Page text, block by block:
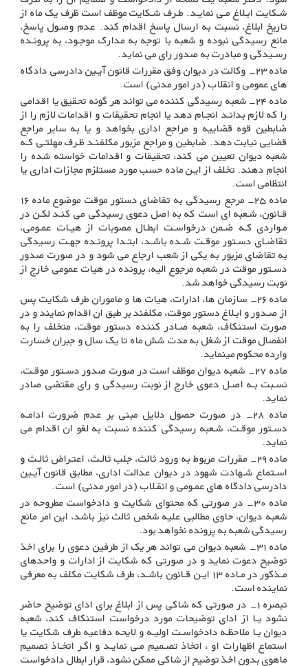
شـکایت ابـلاغ مـی نمایـد. طـرف شـکایت موظف است ظرف یک ماه از
تاریخ ابلاغ، نسبت به ارسال پاسخ اقدام کند. عدم وصـول پاسخ،
مانع رسیدگی نبوده و شعبه با توجه به مدارک موجـود، به پرونـده
رسـیدگی و مبادرت به صدور رای می نماید.
ماده ۲۳- وکالت در دیوان وفق مقررات قانون آیـین دادرسی دادگاه
های عمومی و انقلاب (در امور مدنی) است.
ماده ۲۴- شعبه رسیدگی کننده می تواند هر گونه تحقیق یا اقدامی
را که لازم بدانـد انجـام دهد یا انجام تحقیقات و اقدامات لازم را از
ضابطین قوه قضاییه و مراجع اداری بخواهد و یا به سایر مراجع
قضایی نیابت دهد. ضابطین و مراجع مزبور مکلفنـد ظـرف مهلتـی کـه
شعبه دیوان تعیین می کند، تحقیقات و اقدامات خواسته شده را
انجام دهند. تخلف از ایـن ماده حسب مورد مستلزم مجازات اداری یا
انتظامی است.
ماده ۲۵- مرجع رسیدگی به تقاضای دستور موقت موضوع ماده ۱۶
قـانون، شـعبه ای است که به اصل دعوی رسیدگی می کنـد لکـن در
مـواردی کـه ضـمن درخواسـت ابطـال مصوبات از هیـات عمـومی،
تقاضـای دسـتور موقـت شـده باشـد، ابتـدا پرونـده جهـت رسیدگی
به تقاضای مزبور به یکی از شعب ارجاع می شود و در صورت صدور
دسـتور موقت در شعبه مرجوع الیه، پرونده در هیات عمومی خارج از
نوبت رسیدگی خواهد شد.
ماده ۲۶- سازمان ها، ادارات، هیات ها و ماموران طرف شکایت پس
از صـدور و ابـلاغ دستور موقت، مکلفند بر طبق ان اقدام نمایند و در
صورت استنکاف، شعبه صـادر کننده دستور موقت، متخلف را به
انفصال موقت از شغل به مدت شش ماه تا یک سال و جبران خسارت
وارده محکوم مینماید.
ماده ۲۷- شعبه دیوان موظف است در صورت صدور دسـتور موقـت،
نسـبت بـه اصـل دعوی خارج از نوبت رسیدگی و رای مقتضی صادر
نماید.
ماده ۲۸- در صورت حصول دلایل مبنی بر عدم ضرورت ادامـه
دسـتور موقـت، شـعبه رسیدگی کننده نسبت به لغو ان اقدام می
نماید.
ماده ۲۹- مقررات مربوط به ورود ثالث، جلب ثالـث، اعتـراض ثالـث و
اسـتماع شـهادت شهود در دیوان عدالت اداری، مطابق قانون آیـین
دادرسی دادگاه های عمـومی و انقـلاب (در امور مدنی) است.
ماده ۳۰- در صورتی که محتوای شکایت و دادخواست مطروحه در
شعبه دیوان، حاوی مطالبی علیه شخص ثالث نیز باشد، این امر مانع
رسیدگی شعبه به پرونده نخواهد بود.
ماده ۳۱- شعبه دیوان می تواند هر یک از طرفین دعوی را برای اخذ
توضیح دعوت نماید و در صورتی که شکایت از ادارات و واحدهای
مـذکور در مـاده ۱۳ ایـن قـانون باشـد، طرف شکایت مکلف به معرفی
نماینده است.
تبصره ۱- در صورتی که شاکی پس از ابلاغ برای ادای توضیح حاضر
نشود یـا از ادای توضیحات مورد درخواست استنکاف کند، شعبه
دیوان بـا ملاحظـه دادخواسـت اولیـه و لایحه دفاعیه طرف شکایت یا
استماع اظهارات او ، اتخاذ تصـمیم مـی نمایـد و اگـر اتخـاذ تصمیم
ماهوی بدون اخذ توضیح از شاکی ممکن نشود، قرار ابطال دادخواست